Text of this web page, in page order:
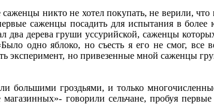
никто не хотел покупать, не верили,
саженцы посадить для испытания в
дерева груши уссурийской, саженцы
одно яблоко, но съесть я его не смог, все
эксперимент, но привезенные мной саженцы
гроздьями, и только
говорили сельчане, пробуя